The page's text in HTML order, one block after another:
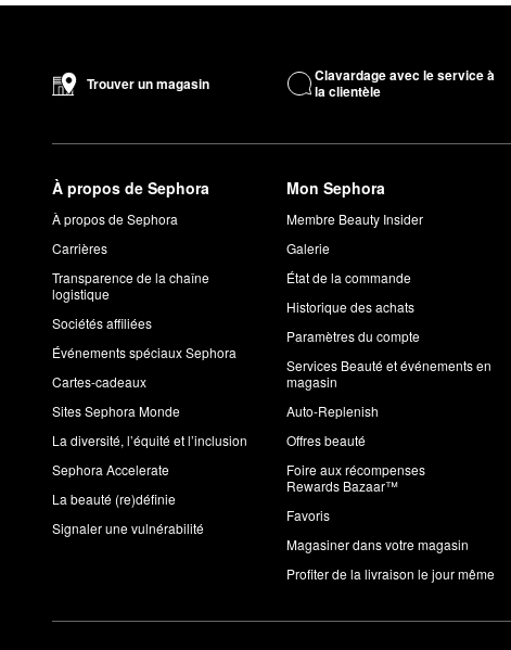
Trouver un magasin
Clavardage avec le service à
la clientèle
À propos de Sephora
À propos de Sephora
Carrières
Transparence de la chaîne
logistique
Sociétés affiliées
Événements spéciaux Sephora
Cartes-cadeaux
Sites Sephora Monde
La diversité, l’équité et l’inclusion
Sephora Accelerate
La beauté (re)définie
Signaler une vulnérabilité
Mon Sephora
Membre Beauty Insider
Galerie
État de la commande
Historique des achats
Paramètres du compte
Services Beauté et événements en
magasin
Auto-Replenish
Offres beauté
Foire aux récompenses
Rewards Bazaar™
Favoris
Magasiner dans votre magasin
Profiter de la livraison le jour même